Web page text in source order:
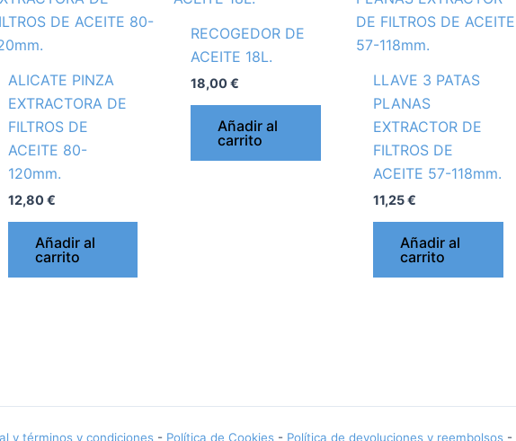
ALICATE PINZA
EXTRACTORA DE
FILTROS DE
ACEITE 80-
120mm.
12,80€
Añadir al
carrito
RECOGEDOR DE
ACEITE 18L.
18,00€
Añadir al
carrito
LLAVE 3 PATAS
PLANAS
EXTRACTOR DE
FILTROS DE
ACEITE 57-118mm.
11,25€
Añadir al
carrito
y términos y condiciones- Política de Cookies- Política de devoluciones y reembolsos-